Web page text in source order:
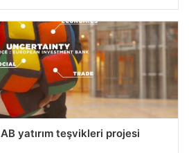
yatırım teşvikleri projesi